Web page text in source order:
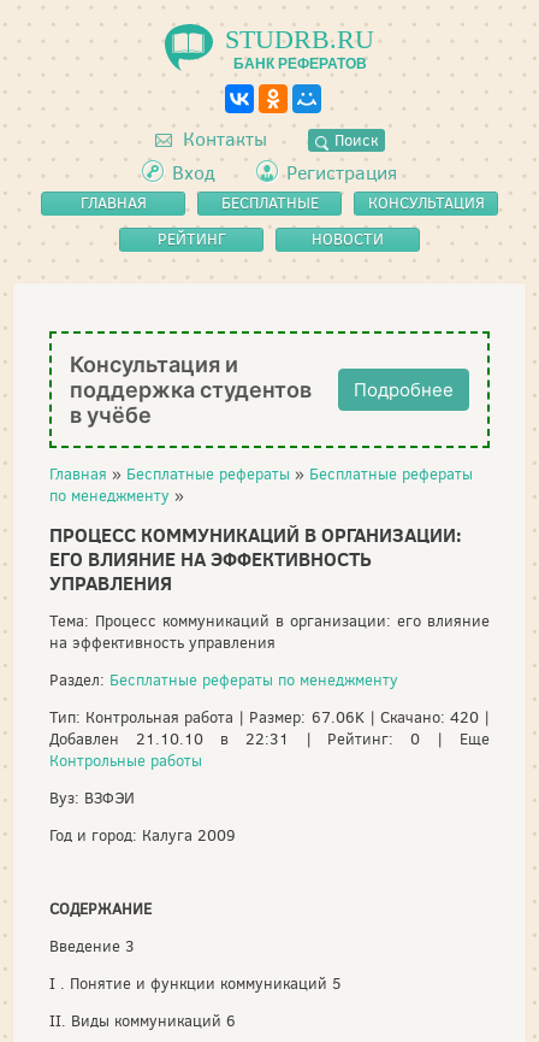
STUDRB.RU
БАНК РЕФЕРАТОВ
Контакты Поиск
Вход Регистрация
ГЛАВНАЯ
БЕСПЛАТНЫЕ
РЕФЕРАТЫ
КОНСУЛЬТАЦИЯ
РЕЙТИНГ
НОВОСТИ
Консультация и
поддержка студентов
в учёбе
Подробнее
Главная » Бесплатные рефераты » Бесплатные рефераты
по менеджменту »
ПРОЦЕСС КОММУНИКАЦИЙ В ОРГАНИЗАЦИИ:
ЕГО ВЛИЯНИЕ НА ЭФФЕКТИВНОСТЬ
УПРАВЛЕНИЯ
Тема: Процесс коммуникаций в организации: его влияние
на эффективность управления
Раздел: Бесплатные рефераты по менеджменту
Тип: Контрольная работа | Размер: 67.06K | Скачано: 420 |
Добавлен 21.10.10 в 22:31 | Рейтинг: 0 | Еще
Контрольные работы
Вуз: ВЗФЭИ
Год и город: Калуга 2009
СОДЕРЖАНИЕ
Введение 3
I . Понятие и функции коммуникаций 5
II. Виды коммуникаций 6